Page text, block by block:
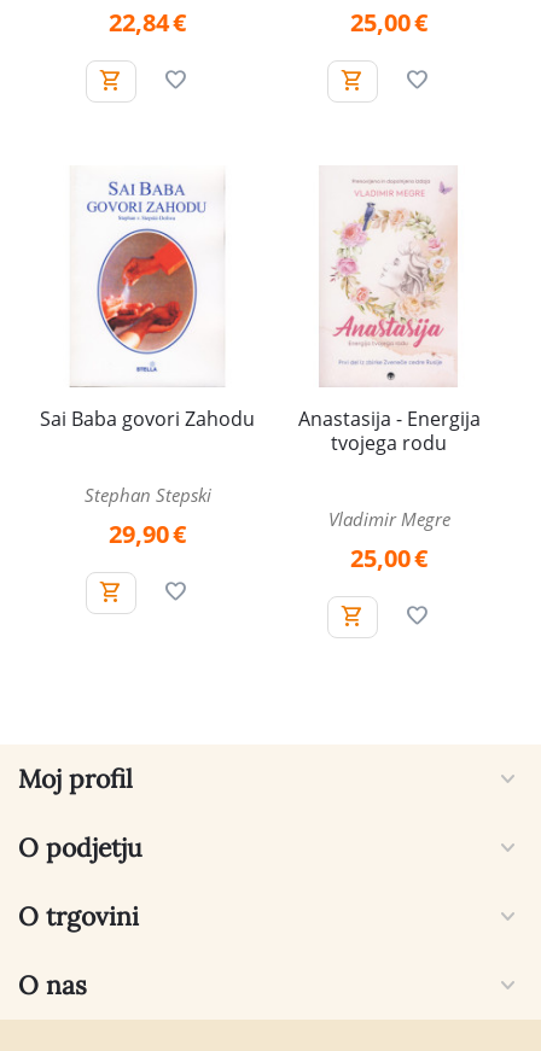
22,84€ 25,00€
Sai Baba govori Zahodu
Stephan Stepski
29,90€
Anastasija - Energija
tvojega rodu
Vladimir Megre
25,00€
Moj profil
O podjetju
O trgovini
O nas